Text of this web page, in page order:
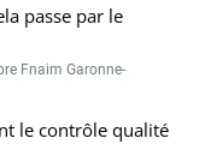
passe par le
Fnaim Garonne-
le contrôle qualité